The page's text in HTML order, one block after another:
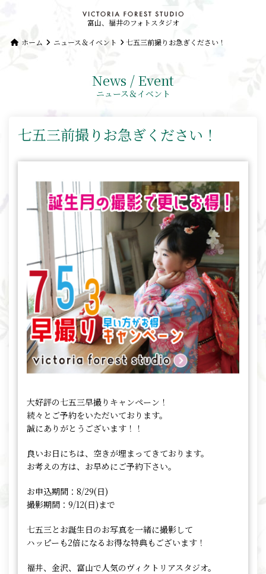
富山、福井のフォトスタジオ
ホーム
ニュース＆イベント 七五三前撮りお急ぎください！
News / Event
ニュース＆イベント
七五三前撮りお急ぎください！
大好評の七五三早撮りキャンペーン！
続々とご予約をいただいております。
誠にありがとうございます！！
良いお日にちは、空きが埋まってきております。
お考えの方は、お早めにご予約下さい。
お申込期間：8/29(日)
撮影期間：9/12(日)まで
七五三とお誕生日のお写真を一緒に撮影して
ハッピーも2倍になるお得な特典もございます！
福井、金沢、富山で人気のヴィクトリアスタジオ。